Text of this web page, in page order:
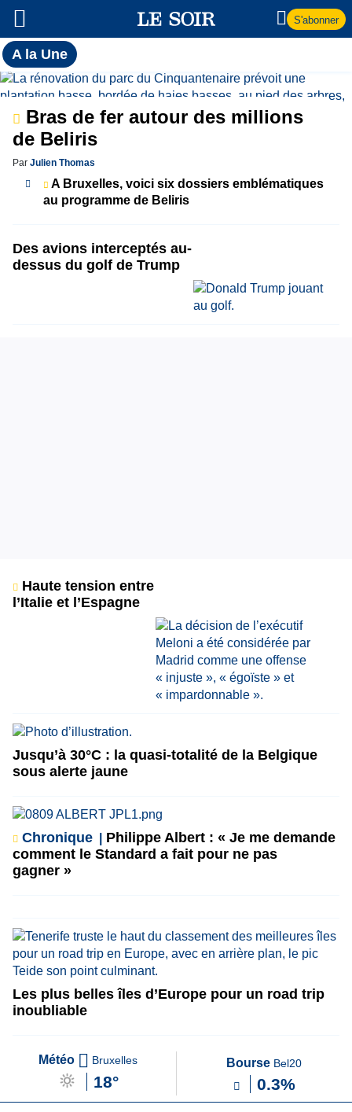
S'abonner
A la UneToutes
l'actualité
du Soir
A
la
Une
Bras de fer autour des millions
de Beliris
Par Julien Thomas
A Bruxelles, voici six dossiers emblématiques
au programme de Beliris
Des avions interceptés au-
dessus du golf de Trump
Haute tension entre
l’Italie et l’Espagne
Jusqu’à 30°C : la quasi-totalité de la Belgique
sous alerte jaune
Chronique
Philippe Albert : « Je me demande
comment le Standard a fait pour ne pas
gagner »
Les plus belles îles d’Europe pour un road trip
inoubliable
Météo Bruxelles
18°
Bourse Bel20
0.3%